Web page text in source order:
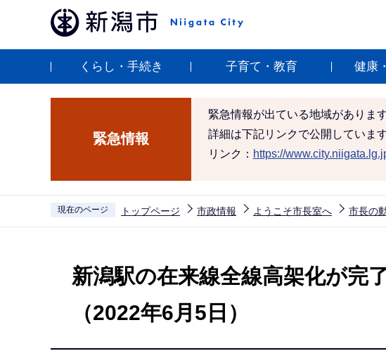
ペ
くらし・手続き 子育て・教育 健康
緊急情報
緊急情報が出ている地域があります
詳細は下記リンクで公開しています
リンク： https://
現在のページ トップページ 市政情報 ようこそ市長室へ 市長の
新潟駅の在来線全線高架化が完
（2022年6月5日）